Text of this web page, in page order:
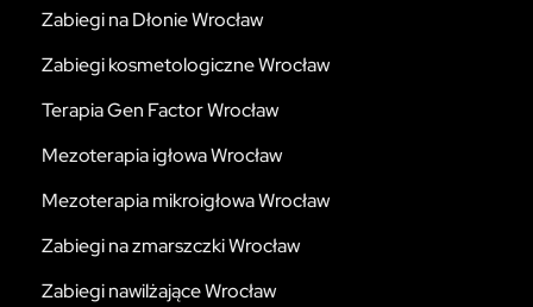
Zabiegi na Dłonie Wrocław
Zabiegi kosmetologiczne Wrocław
Terapia Gen Factor Wrocław
Mezoterapia igłowa Wrocław
Mezoterapia mikroigłowa Wrocław
Zabiegi na zmarszczki Wrocław
Zabiegi nawilżające Wrocław